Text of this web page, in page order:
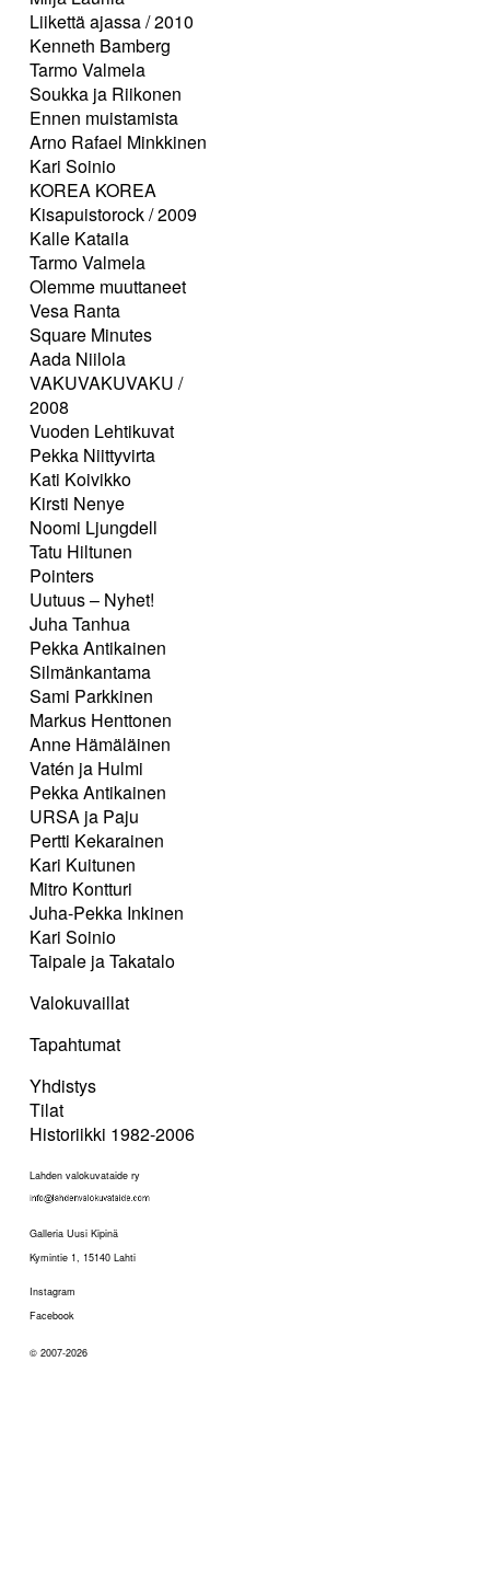
Liikettä ajassa / 2010
Kenneth Bamberg
Tarmo Valmela
Soukka ja Riikonen
Ennen muistamista
Arno Rafael Minkkinen
Kari Soinio
KOREA KOREA
Kisapuistorock / 2009
Kalle Kataila
Tarmo Valmela
Olemme muuttaneet
Vesa Ranta
Square Minutes
Aada Niilola
VAKUVAKUVAKU /
2008
Vuoden Lehtikuvat
Pekka Niittyvirta
Kati Koivikko
Kirsti Nenye
Noomi Ljungdell
Tatu Hiltunen
Pointers
Uutuus – Nyhet!
Juha Tanhua
Pekka Antikainen
Silmänkantama
Sami Parkkinen
Markus Henttonen
Anne Hämäläinen
Vatén ja Hulmi
Pekka Antikainen
URSA ja Paju
Pertti Kekarainen
Kari Kuitunen
Mitro Kontturi
Juha-Pekka Inkinen
Kari Soinio
Taipale ja Takatalo
Valokuvaillat
Tapahtumat
Yhdistys
Tilat
Historiikki 1982-2006
Lahden valokuvataide ry
Galleria Uusi Kipinä
Kymintie 1, 15140 Lahti
Instagram
Facebook
© 2007-2026